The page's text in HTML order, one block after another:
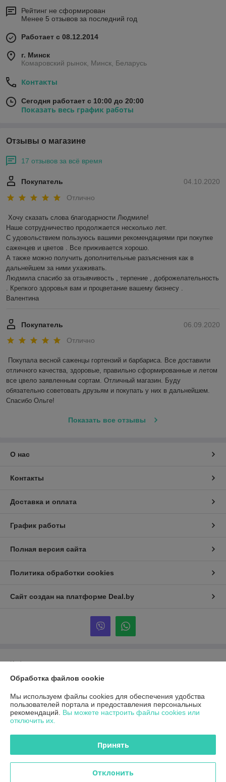
Рейтинг не сформирован
Менее 5 отзывов за последний год
Работает с 08.12.2014
г. Минск
Комаровский рынок, Минск, Беларусь
Контакты
Сегодня работает с 10:00 до 20:00
Показать весь график работы
Отзывы о магазине
17 отзывов за всё время
04.10.2020
Покупатель
Отлично
Хочу сказать слова благодарности Людмиле!
Наше сотрудничество продолжается несколько лет.
С удовольствием пользуюсь вашими рекомендациями при покупке
саженцев и цветов . Все приживается хорошо.
А также можно получить дополнительные разъяснения как в
дальнейшем за ними ухаживать.
Людмила спасибо за отзывчивость , терпение , доброжелательность
. Крепкого здоровья вам и процветание вашему бизнесу .
Валентина
06.09.2020
Покупатель
Отлично
Покупала весной саженцы гортензий и барбариса. Все доставили
отличного качества, здоровые, правильно сформированные и летом
все цвело заявленным сортам. Отличный магазин. Буду
обязательно советовать друзьям и покупать у них в дальнейшем.
Спасибо Ольге!
Показать все отзывы
О нас
Контакты
Доставка и оплата
График работы
Полная версия сайта
Политика обработки cookies
Сайт создан на платформе Deal.by
Информация для покупателя
Индивидуальный предприниматель:
Минский р-н, д.Буцевичи 12
Регистрационный номер ЕГР: АС0781378
Регистрационный орган: ИНСПЕКЦИЯ МНС ПО ЦЕНТРАЛЬНОМУ
Дата регистрации компании: 24.12.2016
Обработка файлов cookie
Мы используем файлы cookies для обеспечения удобства
пользователей портала и предоставления персональных
рекомендаций. Вы можете настроить файлы cookies или
отключить их.
Принять
Отклонить